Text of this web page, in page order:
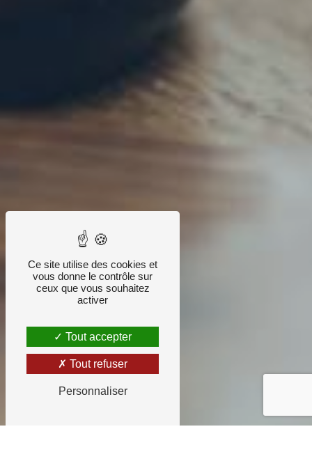
Ce site utilise des cookies et
vous donne le contrôle sur
ceux que vous souhaitez
activer
Tout accepter
Tout refuser
Personnaliser